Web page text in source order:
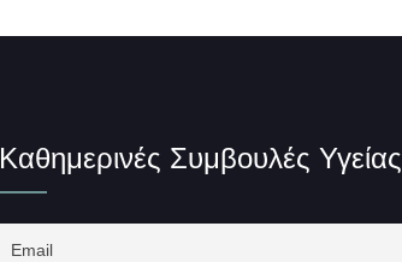
Καθημερινές Συμβουλές Υγείας